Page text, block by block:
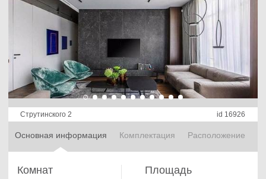
Струтинского 2 id 16926
Основная информация Комплектация Расположение
Комнат Площадь